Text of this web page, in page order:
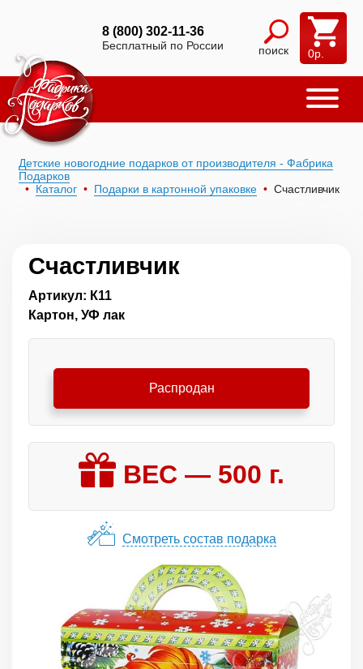
8 (800) 302-11-36
Бесплатный по России поиск 0р.
Детские новогодние подарков от производителя - Фабрика
Подарков
Каталог
Подарки в картонной упаковке Счастливчик
Счастливчик
Артикул: К11
Картон, УФ лак
Распродан
ВЕС — 500 г.
Смотреть состав подарка